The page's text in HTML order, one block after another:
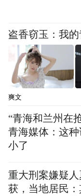
中红医疗总裁、
公司董事长杨
介绍了中红普
煌历程和宏伟
将充分践行健
华民族的健康
盗香窃玉：我
爽文
“青海和兰州在
青海媒体：这
小了
重大刑案嫌疑
获，当地居民